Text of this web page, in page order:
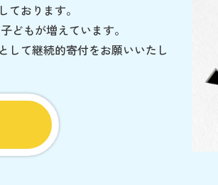
おります。
どもが増えています。
して継続的寄付をお願いいたし